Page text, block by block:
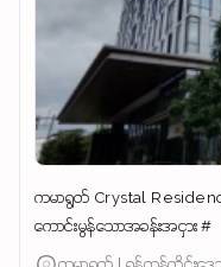
ကမာရွတ် Crystal
ကောင်းမွန်သောအခန်းအငှား #